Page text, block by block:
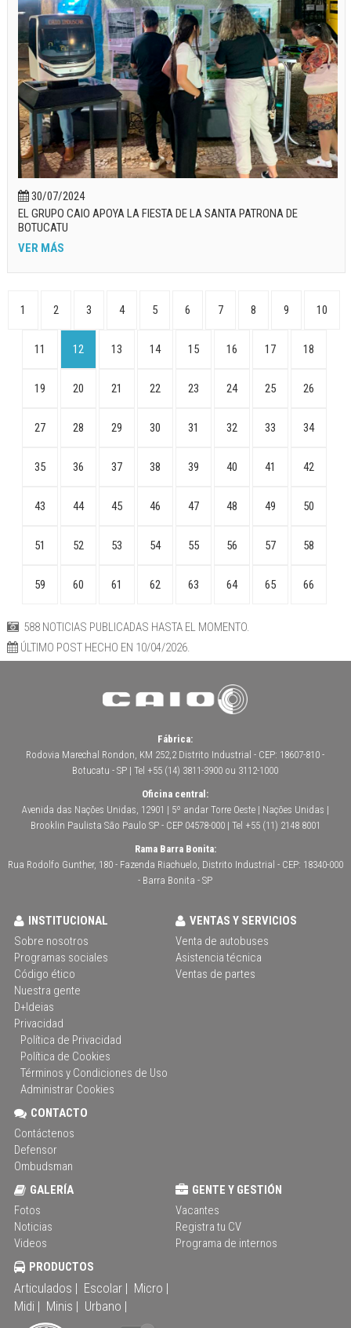
30/07/2024
EL GRUPO CAIO APOYA LA FIESTA DE LA SANTA PATRONA DE
BOTUCATU
VER MÁS
1 2 3 4 5 6 7 8 9 10
11 12 13 14 15 16 17 18
19 20 21 22 23 24 25 26
27 28 29 30 31 32 33 34
35 36 37 38 39 40 41 42
43 44 45 46 47 48 49 50
51 52 53 54 55 56 57 58
59 60 61 62 63 64 65 66
588 NOTICIAS PUBLICADAS HASTA EL MOMENTO.
ÚLTIMO POST HECHO EN 10/04/2026.
Fábrica:
Rodovia Marechal Rondon, KM 252,2 Distrito Industrial - CEP: 18607-810 -
Botucatu - SP | Tel +55 (14) 3811-3900 ou 3112-1000
Oficina central:
Avenida das Nações Unidas, 12901 | 5º andar Torre Oeste | Nações Unidas |
Brooklin Paulista São Paulo SP - CEP 04578-000 | Tel +55 (11) 2148 8001
Rama Barra Bonita:
Rua Rodolfo Gunther, 180 - Fazenda Riachuelo, Distrito Industrial - CEP: 18340-000
- Barra Bonita - SP
INSTITUCIONAL
Sobre nosotros
Programas sociales
Código ético
Nuestra gente
D+Ideias
Privacidad
Política de Privacidad
Política de Cookies
Términos y Condiciones de Uso
Administrar Cookies
VENTAS Y SERVICIOS
Venta de autobuses
Asistencia técnica
Ventas de partes
CONTACTO
Contáctenos
Defensor
Ombudsman
GALERÍA
Fotos
Noticias
Videos
GENTE Y GESTIÓN
Vacantes
Registra tu CV
Programa de internos
PRODUCTOS
Articulados | Escolar | Micro |
Midi | Minis | Urbano |